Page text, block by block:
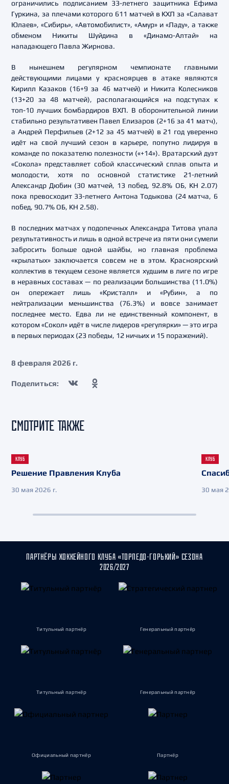
ограничились подписанием 33-летнего защитника Ефима
Гуркина, за плечами которого 611 матчей в КХЛ за «Салават
Юлаев», «Сибирь», «Автомобилист», «Амур» и «Ладу», а также
обменом Никиты Шуйдина в «Динамо-Алтай» на
нападающего Павла Жирнова.
В нынешнем регулярном чемпионате главными
действующими лицами у красноярцев в атаке являются
Кирилл Казаков (16+9 за 46 матчей) и Никита Колесников
(13+20 за 48 матчей), располагающийся на подступах к
топ-10 лучших бомбардиров ВХЛ. В оборонительной линии
стабильно результативен Павел Елизаров (2+16 за 41 матч),
а Андрей Перфильев (2+12 за 45 матчей) в 21 год уверенно
идёт на свой лучший сезон в карьере, попутно лидируя в
команде по показателю полезности («+14»). Вратарский дуэт
«Сокола» представляет собой классический сплав опыта и
молодости, хотя по основной статистике 21-летний
Александр Дюбин (30 матчей, 13 побед, 92.8% ОБ, КН 2.07)
пока превосходит 33-летнего Антона Тодыкова (24 матча, 6
побед, 90.7% ОБ, КН 2.58).
В последних матчах у подопечных Александра Титова упала
результативность и лишь в одной встрече из пяти они сумели
забросить больше одной шайбы, но главная проблема
«крылатых» заключается совсем не в этом. Красноярский
коллектив в текущем сезоне является худшим в лиге по игре
в неравных составах — по реализации большинства (11.0%)
он опережает лишь «Кристалл» и «Рубин», а по
нейтрализации меньшинства (76.3%) и вовсе занимает
последнее место. Едва ли не единственный компонент, в
котором «Сокол» идёт в числе лидеров «регулярки» — это игра
в первых периодах (23 победы, 12 ничьих и 15 поражений).
8 февраля 2026 г.
Поделиться:
СМОТРИТЕ ТАКЖЕ
КЛУБ
Решение Правления Клуба
30 мая 2026 г.
КЛУБ
30 мая
ПАРТНЁРЫ ХОККЕЙНОГО КЛУБА «ТОРПЕДО-ГОРЬКИЙ» СЕЗОНА
2026/2027
Титульный партнёр Генеральный партнёр
Титульный партнёр Генеральный партнёр
Официальный партнёр Партнёр